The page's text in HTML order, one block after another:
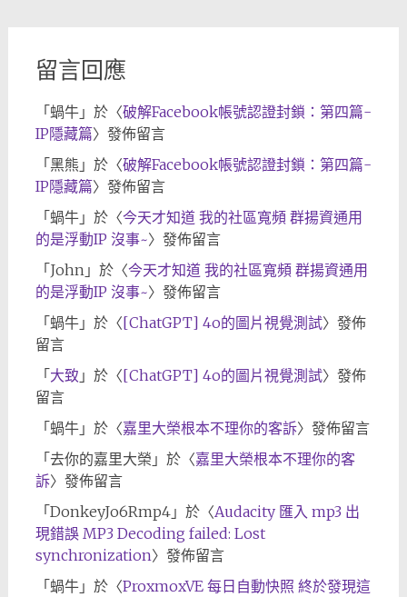
留言回應
「 蝸牛」於〈破解Facebook帳號認證封鎖：第四篇-
IP隱藏篇〉發佈留言
「 黑熊 」於〈破解Facebook帳號認證封鎖：第四篇-
IP隱藏篇〉發佈留言
「 蝸牛」於〈今天才知道 我的社區寬頻 群揚資通用
的是浮動IP 沒事~〉發佈留言
「 John」於〈今天才知道 我的社區寬頻 群揚資通用
的是浮動IP 沒事~〉發佈留言
「 蝸牛」於〈[ChatGPT] 4o的圖片視覺測試〉發佈
留言
「 大致 」於〈[ChatGPT] 4o的圖片視覺測試〉發佈
留言
「 蝸牛」於〈嘉里大榮根本不理你的客訴〉發佈留言
「 去你的嘉里大榮 」於〈嘉里大榮根本不理你的客
訴〉發佈留言
「 DonkeyJo6Rmp4」於〈Audacity 匯入 mp3 出
現錯誤 MP3 Decoding failed: Lost
synchronization〉發佈留言
「 蝸牛」於〈ProxmoxVE 每日自動快照 終於發現這